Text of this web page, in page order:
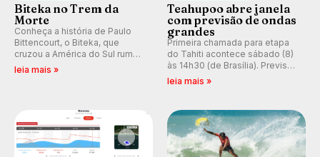
Biteka no Trem da
Morte
Conheça a história de Paulo
Bittencourt, o Biteka, que
cruzou a América do Sul rumo
ao Pacífico em uma jornada
leia mais »
Teahupoo abre janela
com previsão de ondas
grandes
Primeira chamada para etapa
do Tahiti acontece sábado (8)
às 14h30 (de Brasília). Previsão
indica swell consistente.
Kelly Slater convidado.
leia mais »